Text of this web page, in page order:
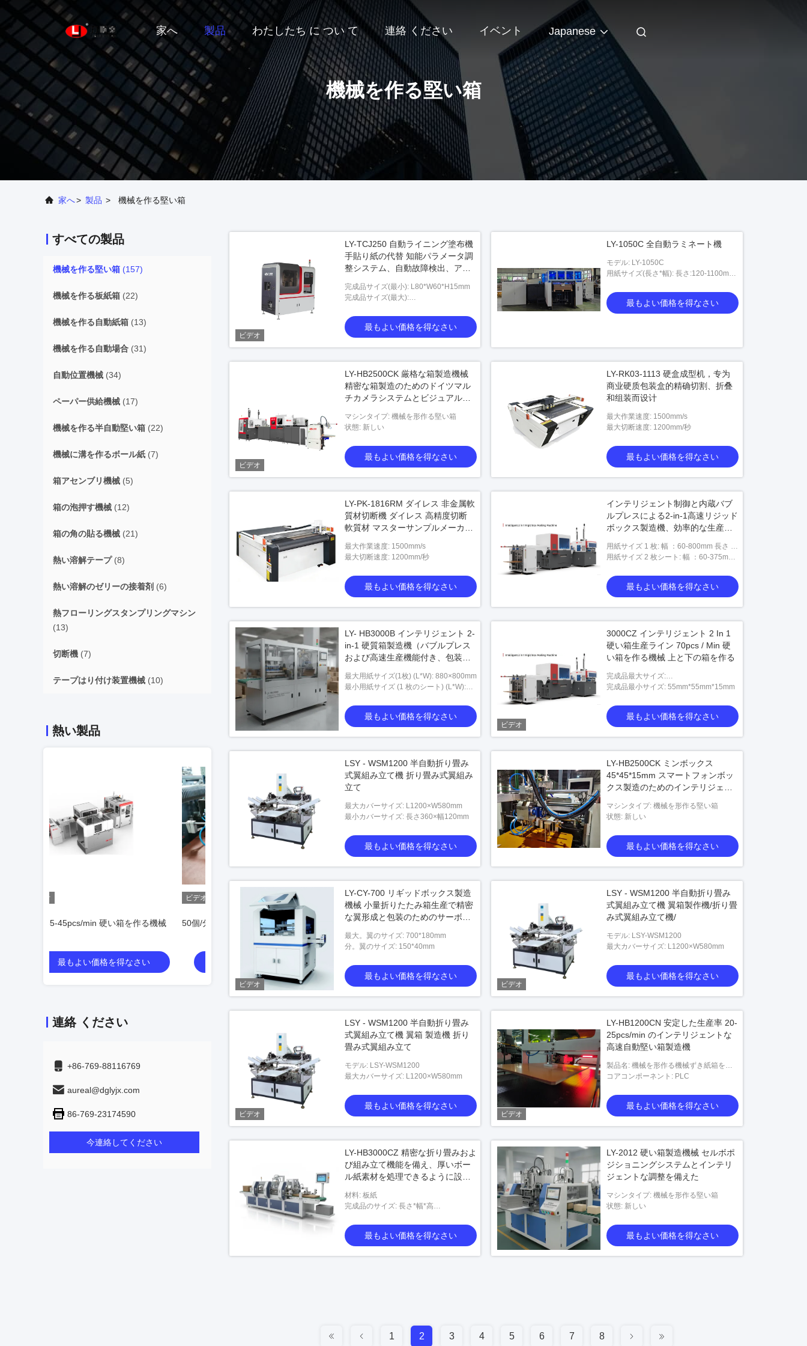
家へ 製品 わたしたち に つい て 連絡 ください イベント Japanese
機械を作る堅い箱
家へ> 製品 > 機械を作る堅い箱
すべての製品
機械を作る堅い箱 (157)
機械を作る板紙箱 (22)
機械を作る自動紙箱 (13)
機械を作る自動場合 (31)
自動位置機械 (34)
ペーパー供給機械 (17)
機械を作る半自動堅い箱 (22)
機械に溝を作るボール紙 (7)
箱アセンブリ機械 (5)
箱の泡押す機械 (12)
箱の角の貼る機械 (21)
熱い溶解テープ(8)
熱い溶解のゼリーの接着剤 (6)
熱フローリングスタンプリングマシン
(13)
切断機 (7)
テープはり付け装置機械 (10)
熱い製品
50個/分 剛性ボックス製造機
最もよい価格を得なさい
LY - ロボット1000-1 マルチボックス接合
最もよい価格を得なさい
機械を作る45pcs/Min宝石箱 自動 2 イン 1 硬い箱を作る機械
最もよい価格を得なさい
連絡 ください
+86-769-88116769
aureal@dglyjx.com
86-769-23174590
今連絡してください
ビデオ
LY-TCJ250 自動ライニング塗布機
手貼り紙の代替 知能パラメータ調
整システム、自動故障検出、アラ
完成品サイズ(最小): L80*W60*H15mm
完成品サイズ(最大):
最もよい価格を得なさい
LY-1050C 全自動ラミネート機
モデル: LY-1050C
用紙サイズ(長さ*幅): 長さ:120-1100mm
最もよい価格を得なさい
ビデオ
LY-HB2500CK 厳格な箱製造機械
精密な箱製造のためのドイツマル
チカメラシステムとビジュアルロ
マシンタイプ: 機械を形作る堅い箱
状態: 新しい
最もよい価格を得なさい
LY-RK03-1113 硬盒成型机，专为
商业硬质包装盒的精确切割、折叠
和组装而设计
最大作業速度: 1500mm/s
最大切断速度: 1200mm/秒
最もよい価格を得なさい
LY-PK-1816RM ダイレス 非金属軟
質材切断機 ダイレス 高精度切断
軟質材 マスターサンプルメーカー
最大作業速度: 1500mm/s
最大切断速度: 1200mm/秒
最もよい価格を得なさい
インテリジェント制御と内蔵バブ
ルプレスによる2-in-1高速リジッド
ボックス製造機、効率的な生産を
用紙サイズ 1 枚: 幅 ：60-800mm 長さ ：
120-880mm
用紙サイズ 2 枚シート: 幅 ：60-375mm
最もよい価格を得なさい
LY- HB3000B インテリジェント 2-
in-1 硬質箱製造機（バブルプレス
および高速生産機能付き、包装業
最大用紙サイズ(1枚) (L*W): 880×800mm
最小用紙サイズ (1 枚のシート) (L*W):
最もよい価格を得なさい
ビデオ
3000CZ インテリジェント 2 In 1
硬い箱生産ライン 70pcs / Min 硬
い箱を作る機械 上と下の箱を作る
完成品最大サイズ:
450mm*300mm*160mm
完成品最小サイズ: 55mm*55mm*15mm
最もよい価格を得なさい
LSY - WSM1200 半自動折り畳み
式翼組み立て機 折り畳み式翼組み
立て
最大カバーサイズ: L1200×W580mm
最小カバーサイズ: 長さ360×幅120mm
最もよい価格を得なさい
LY-HB2500CK ミンボックス
45*45*15mm スマートフォンボッ
クス製造のためのインテリジェン
マシンタイプ: 機械を形作る堅い箱
状態: 新しい
最もよい価格を得なさい
ビデオ
LY-CY-700 リギッドボックス製造
機械 小量折りたたみ箱生産で精密
な翼形成と包装のためのサーボ駆
最大。翼のサイズ: 700*180mm
分。翼のサイズ: 150*40mm
最もよい価格を得なさい
ビデオ
LSY - WSM1200 半自動折り畳み
式翼組み立て機 翼箱製作機/折り畳
み式翼組み立て機/
モデル: LSY-WSM1200
最大カバーサイズ: L1200×W580mm
最もよい価格を得なさい
ビデオ
LSY - WSM1200 半自動折り畳み
式翼組み立て機 翼箱 製造機 折り
畳み式翼組み立て
モデル: LSY-WSM1200
最大カバーサイズ: L1200×W580mm
最もよい価格を得なさい
ビデオ
LY-HB1200CN 安定した生産率 20-
25pcs/min のインテリジェントな
高速自動堅い箱製造機
製品名: 機械を形作る機械ずき紙箱を作
る自動堅い箱
コアコンポーネント: PLC
最もよい価格を得なさい
LY-HB3000CZ 精密な折り畳みおよ
び組み立て機能を備え、厚いボー
ル紙素材を処理できるように設計
材料: 板紙
完成品のサイズ: 長さ*幅*高
最もよい価格を得なさい
LY-2012 硬い箱製造機械 セルボポ
ジショニングシステムとインテリ
ジェントな調整を備えた
マシンタイプ: 機械を形作る堅い箱
状態: 新しい
最もよい価格を得なさい
1 2 3 4 5 6 7 8